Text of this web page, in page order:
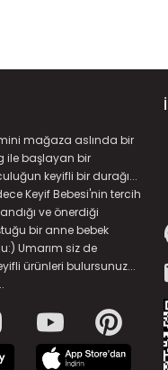
mağaza aslında bir
ile başlayan bir
keyifli bir durağı...
Keyif Bebesi'nin tercih
ve önerdiği
bir anne bebek
Umarım siz de
ürünleri bulursunuz...